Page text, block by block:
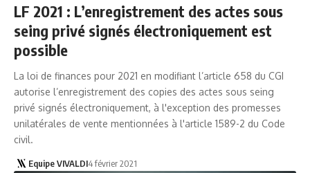
LF 2021 : L’enregistrement des actes sous
seing privé signés électroniquement est
possible
La loi de finances pour 2021 en modifiant l’article 658 du CGI
autorise l’enregistrement des copies des actes sous seing
privé signés électroniquement, à l'exception des promesses
unilatérales de vente mentionnées à l'article 1589-2 du Code
civil.
Equipe VIVALDI4 février 2021